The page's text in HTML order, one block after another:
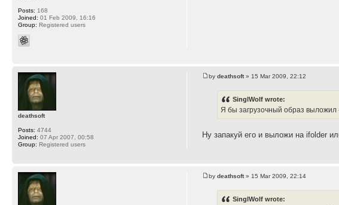
Posts: 168
Joined: 01 Feb 2009, 16:16
Group: Registered users
bydeathsoft» 15 Mar 2009, 22:12
SinglWolf wrote:
Я бы загрузочный образ выложил
Ну запакуй его и выложи на ifolder
deathsoft
Posts: 4744
Joined: 07 Apr 2007, 00:58
Group: Registered users
bydeathsoft» 15 Mar 2009, 22:14
SinglWolf wrote: